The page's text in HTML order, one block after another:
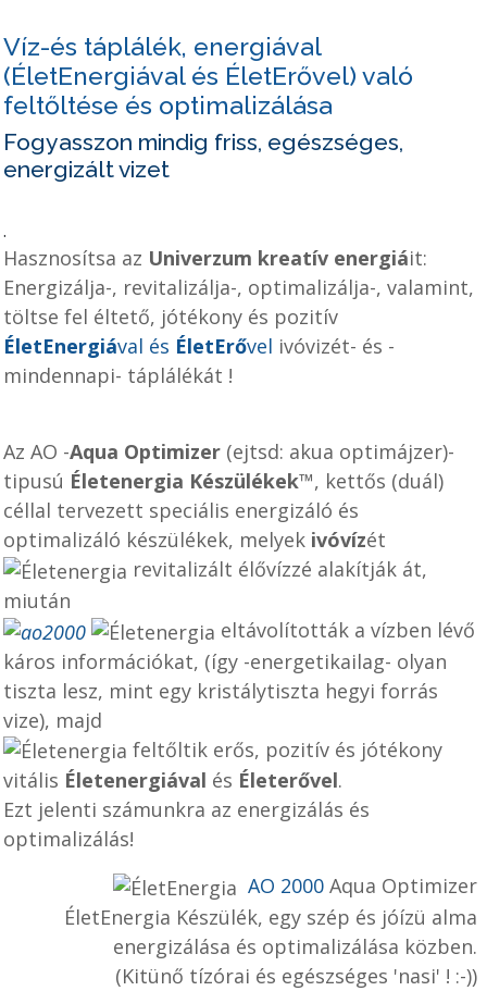
Víz-és táplálék, energiával
(ÉletEnergiával és ÉletErővel) való
feltőltése és optimalizálása
Fogyasszon mindig friss, egészséges,
energizált vizet
.
Hasznosítsa az Univerzum kreatív energiáit:
Energizálja-, revitalizálja-, optimalizálja-, valamint,
töltse fel éltető, jótékony és pozitív
ÉletEnergiával és ÉletErővel ivóvizét- és -
mindennapi- táplálékát !
Az AO -Aqua Optimizer (ejtsd: akua optimájzer)-
tipusú Életenergia Készülékek™, kettős (duál)
céllal tervezett speciális energizáló és
optimalizáló készülékek, melyek ivóvízét
revitalizált élővízzé alakítják át,
miután
eltávolították a vízben lévő
káros információkat, (így -energetikailag- olyan
tiszta lesz, mint egy kristálytiszta hegyi forrás
vize), majd
feltőltik erős, pozitív és jótékony
vitális Életenergiával és Életerővel.
Ezt jelenti számunkra az energizálás és
optimalizálás!
AO 2000 Aqua Optimizer
ÉletEnergia Készülék, egy szép és jóízü alma
energizálása és optimalizálása közben.
(Kitünő tízórai és egészséges 'nasi' ! :-))